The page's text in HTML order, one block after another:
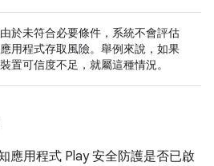
由於未符合必要條件，系統不會評估
應用程式存取風險。舉例來說，如果
裝置可信度不足，就屬這種情況。
應用程式 Play 安全防護是否已啟